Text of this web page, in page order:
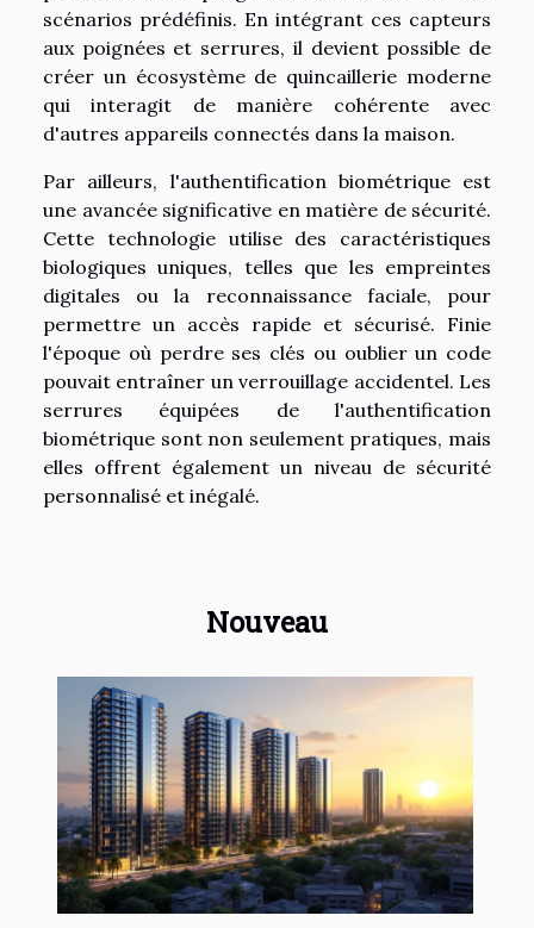
scénarios prédéfinis. En intégrant ces capteurs
aux poignées et serrures, il devient possible de
créer un écosystème de quincaillerie moderne
qui interagit de manière cohérente avec
d'autres appareils connectés dans la maison.
Par ailleurs, l'authentification biométrique est
une avancée significative en matière de sécurité.
Cette technologie utilise des caractéristiques
biologiques uniques, telles que les empreintes
digitales ou la reconnaissance faciale, pour
permettre un accès rapide et sécurisé. Finie
l'époque où perdre ses clés ou oublier un code
pouvait entraîner un verrouillage accidentel. Les
serrures équipées de l'authentification
biométrique sont non seulement pratiques, mais
elles offrent également un niveau de sécurité
personnalisé et inégalé.
Nouveau